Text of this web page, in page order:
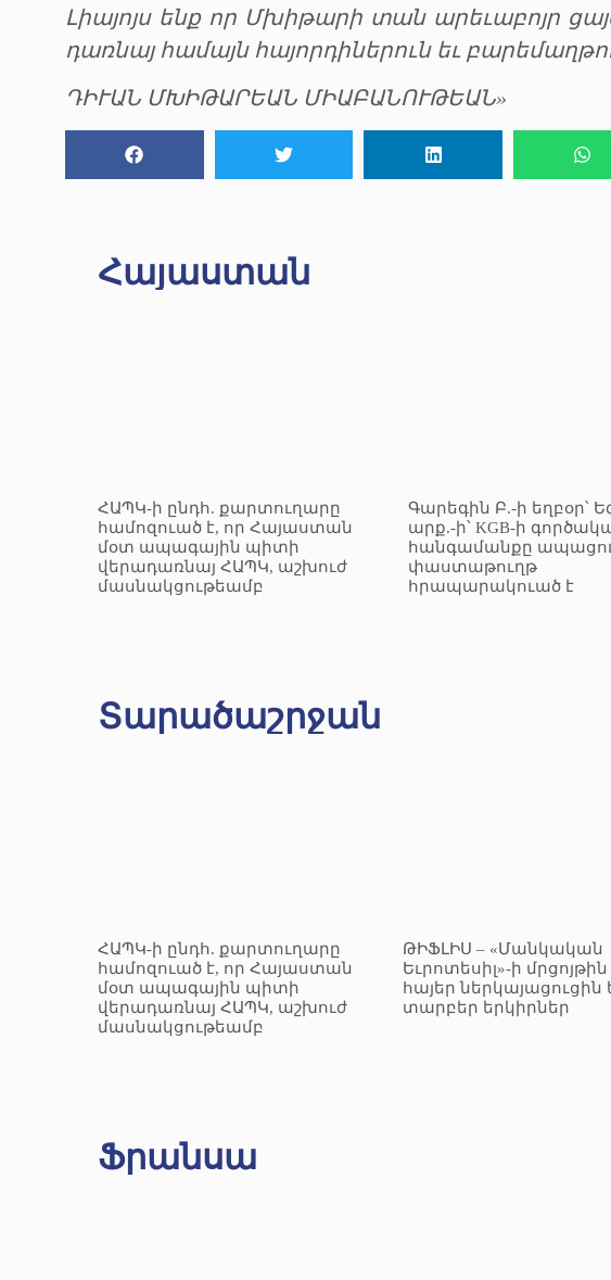
Լիայոյս ենք որ Մխիթարի տան արեւաբոյր
դառնայ համայն հայորդիներուն եւ
ԴԻՒԱՆ ՄԽԻԹԱՐԵԱՆ ՄԻԱԲԱՆՈՒԹԵԱՆ»
Հայաստան
ՀԱՊԿ-ի ընդհ. քարտուղարը
համոզուած է, որ Հայաստան
մօտ ապագային պիտի
վերադառնայ ՀԱՊԿ, աշխուժ
մասնակցութեամբ
Գարեգին Բ.-ի եղբօր՝
արք.-ի՝ KGB-ի
հանգամանքը
փաստաթուղթ
հրապարակուած է
Տարածաշրջան
ՀԱՊԿ-ի ընդհ. քարտուղարը
համոզուած է, որ Հայաստան
մօտ ապագային պիտի
վերադառնայ ՀԱՊԿ, աշխուժ
մասնակցութեամբ
ԹԻՖԼԻՍ – «Մանկական
Եւրոտեսիլ»-ի
հայեր ներկայացուցին
տարբեր երկիրներ
Ֆրանսա